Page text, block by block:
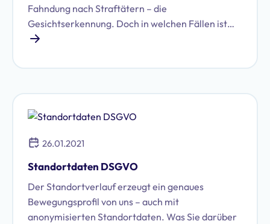
Fahndung nach Straftätern – die
Gesichtserkennung. Doch in welchen Fällen ist
das Sammeln biometrischer Daten überhaupt
26.01.2021
Standortdaten DSGVO
Der Standortverlauf erzeugt ein genaues
Bewegungsprofil von uns – auch mit
anonymisierten Standortdaten. Was Sie darüber